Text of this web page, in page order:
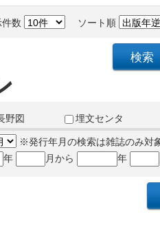
数 ソート順
野図
埋文センタ
※発行年月の検索は雑誌のみ対
年
月から 年